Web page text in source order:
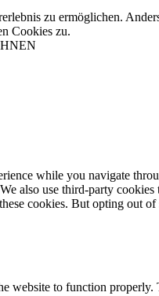
zu ermöglichen.
Cookies zu.
while you navigate
also use third-party
cookies. But opting out
website to function